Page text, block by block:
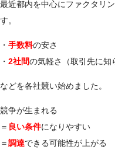
最近都内を中心にファクタリ
す。
・ 手数料の安さ
・ 2社間の気軽さ（取引先に知
などを各社競い始めました。
競争が生まれる
＝ 良い条件になりやすい
＝調達できる可能性が上がる